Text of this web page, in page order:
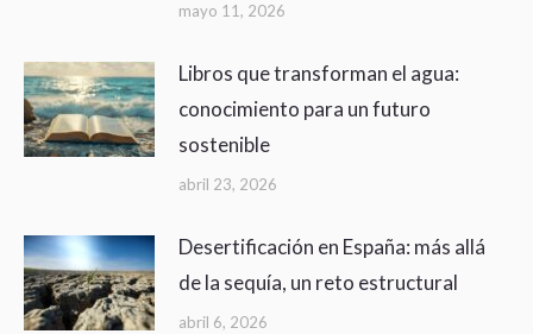
mayo 11, 2026
Libros que transforman el agua:
conocimiento para un futuro
sostenible
abril 23, 2026
Desertificación en España: más allá
de la sequía, un reto estructural
abril 6, 2026